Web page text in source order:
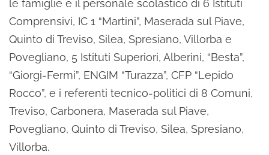
le famiglie e il personale scolastico di 6 Istituti
Comprensivi, IC 1 “Martini”, Maserada sul Piave,
Quinto di Treviso, Silea, Spresiano, Villorba e
Povegliano, 5 Istituti Superiori, Alberini, “Besta”,
“Giorgi-Fermi”, ENGIM “Turazza”, CFP “Lepido
Rocco”, e i referenti tecnico-politici di 8 Comuni,
Treviso, Carbonera, Maserada sul Piave,
Povegliano, Quinto di Treviso, Silea, Spresiano,
Villorba.